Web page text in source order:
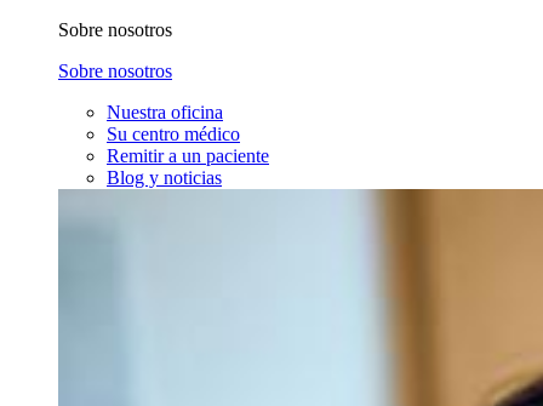
Sobre nosotros
Sobre nosotros
Nuestra oficina
Su centro médico
Remitir a un paciente
Blog y noticias